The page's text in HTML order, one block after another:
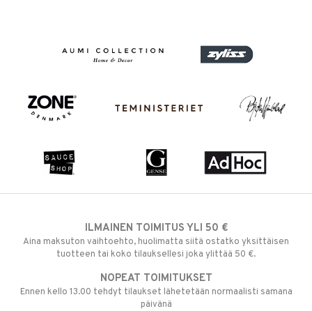
ILMAINEN TOIMITUS YLI 50 €
Aina maksuton vaihtoehto, huolimatta siitä ostatko yksittäisen
tuotteen tai koko tilauksellesi joka ylittää 50 €.
NOPEAT TOIMITUKSET
Ennen kello 13.00 tehdyt tilaukset lähetetään normaalisti samana
päivänä